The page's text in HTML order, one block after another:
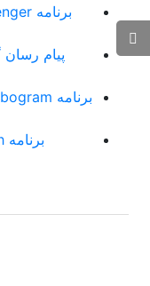
برنامه Soroush سروش برای ویندوز و اندروید